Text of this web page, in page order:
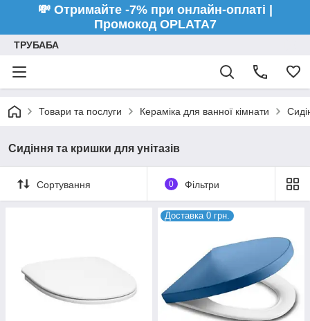
💸 Отримайте -7% при онлайн-оплаті |
Промокод OPLATA7
ТРУБАБА
Товари та послуги Кераміка для ванної кімнати
Сидіння та кришки для унітазів
Сортування 0 Фільтри
Доставка 0 грн.